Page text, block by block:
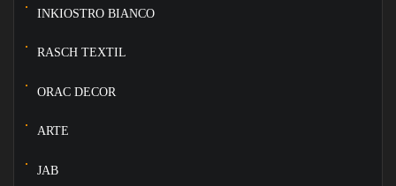
INKIOSTRO BIANCO
RASCH TEXTIL
ORAC DECOR
ARTE
JAB